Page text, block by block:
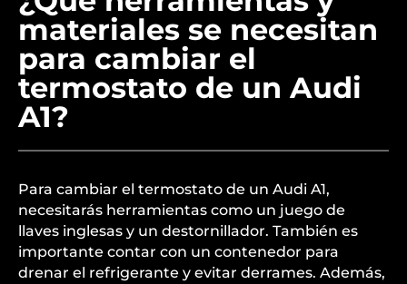
materiales se necesitan
para cambiar el
termostato de un Audi
A1?
Para cambiar el termostato de un Audi A1,
necesitarás herramientas como un juego de
llaves inglesas y un destornillador. También es
importante contar con un contenedor para
drenar el refrigerante y evitar derrames. Además,